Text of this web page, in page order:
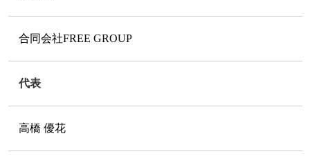
合同会社FREE GROUP
代表
高橋 優花